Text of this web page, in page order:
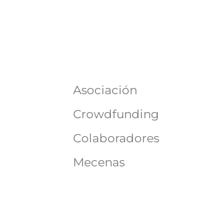
Asociación
Crowdfunding
Colaboradores
Mecenas